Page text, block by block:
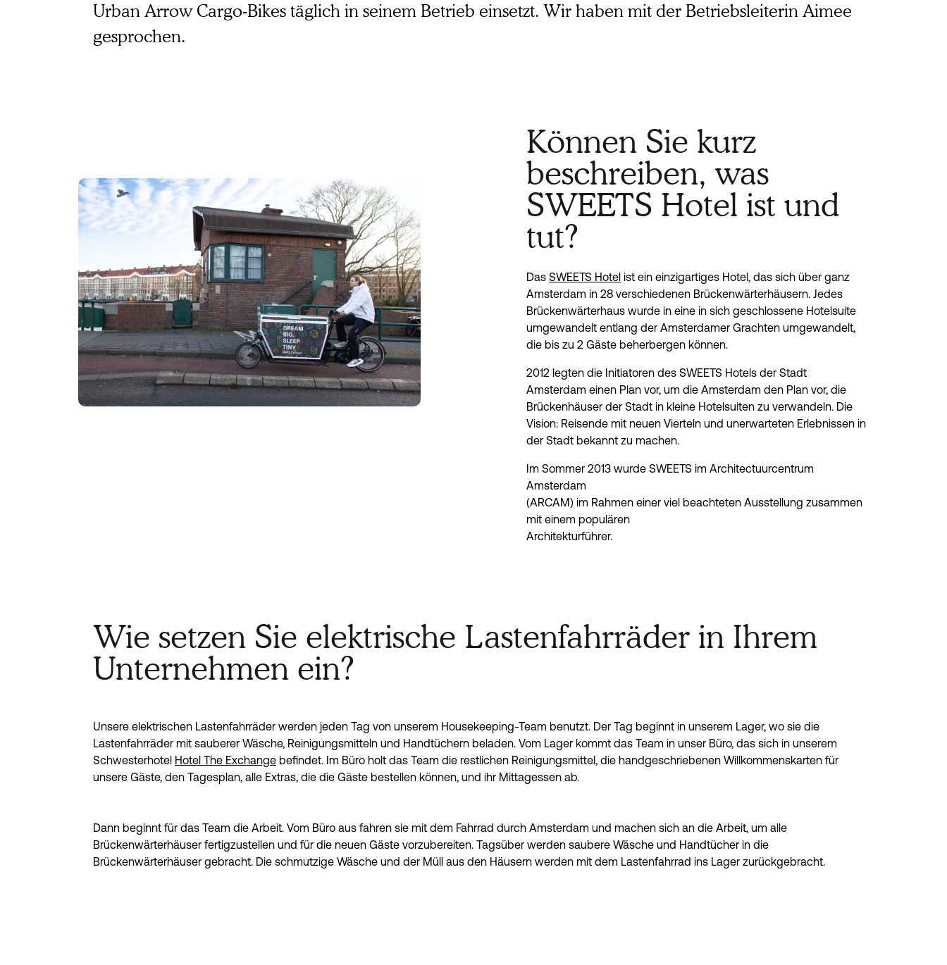
Urban Arrow Cargo-Bikes täglich in seinem Betrieb einsetzt. Wir haben mit der Betriebsleiterin Aimee
gesprochen.
Können Sie kurz
beschreiben, was
SWEETS Hotel ist und
tut?
Das SWEETS Hotel ist ein einzigartiges Hotel, das sich über ganz
Amsterdam in 28 verschiedenen Brückenwärterhäusern. Jedes
Brückenwärterhaus wurde in eine in sich geschlossene Hotelsuite
umgewandelt entlang der Amsterdamer Grachten umgewandelt,
die bis zu 2 Gäste beherbergen können.
2012 legten die Initiatoren des SWEETS Hotels der Stadt
Amsterdam einen Plan vor, um die Amsterdam den Plan vor, die
Brückenhäuser der Stadt in kleine Hotelsuiten zu verwandeln. Die
Vision: Reisende mit neuen Vierteln und unerwarteten Erlebnissen in
der Stadt bekannt zu machen.
Im Sommer 2013 wurde SWEETS im Architectuurcentrum
Amsterdam
(ARCAM) im Rahmen einer viel beachteten Ausstellung zusammen
mit einem populären
Architekturführer.
Wie setzen Sie elektrische Lastenfahrräder in Ihrem
Unternehmen ein?
Unsere elektrischen Lastenfahrräder werden jeden Tag von unserem Housekeeping-Team benutzt. Der Tag beginnt in unserem Lager, wo sie die
Lastenfahrräder mit sauberer Wäsche, Reinigungsmitteln und Handtüchern beladen. Vom Lager kommt das Team in unser Büro, das sich in unserem
Schwesterhotel Hotel The Exchange befindet. Im Büro holt das Team die restlichen Reinigungsmittel, die handgeschriebenen Willkommenskarten für
unsere Gäste, den Tagesplan, alle Extras, die die Gäste bestellen können, und ihr Mittagessen ab.
Dann beginnt für das Team die Arbeit. Vom Büro aus fahren sie mit dem Fahrrad durch Amsterdam und machen sich an die Arbeit, um alle
Brückenwärterhäuser fertigzustellen und für die neuen Gäste vorzubereiten. Tagsüber werden saubere Wäsche und Handtücher in die
Brückenwärterhäuser gebracht. Die schmutzige Wäsche und der Müll aus den Häusern werden mit dem Lastenfahrrad ins Lager zurückgebracht.